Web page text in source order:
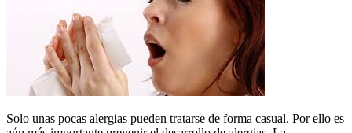
Solo unas pocas alergias pueden tratarse de forma casual. Por ello es